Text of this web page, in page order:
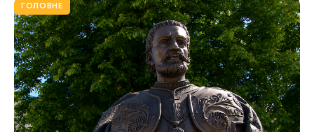
ГОЛОВНЕ